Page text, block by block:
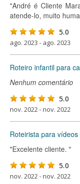
"André é Cliente
atende-lo, muito
5.0
ago. 2023 - ago. 2023
Roteiro infantil para
Nenhum comentário
5.0
nov. 2022 - nov. 2022
Roteirista para
"Excelente cliente. "
5.0
nov. 2022 - nov. 2022